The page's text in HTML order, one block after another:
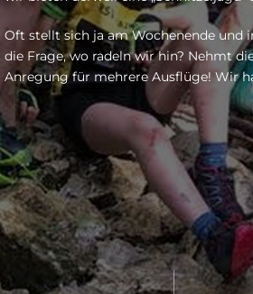
Oft stellt sich ja am Wochenende und
die Frage, wo radeln wir hin? Nehmt
Anregung für mehrere Ausflüge! Wir